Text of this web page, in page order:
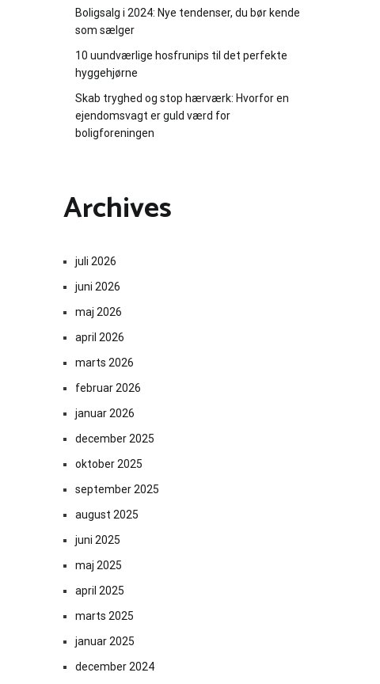
Boligsalg i 2024: Nye tendenser, du bør kende
som sælger
10 uundværlige hosfrunips til det perfekte
hyggehjørne
Skab tryghed og stop hærværk: Hvorfor en
ejendomsvagt er guld værd for
boligforeningen
Archives
juli 2026
juni 2026
maj 2026
april 2026
marts 2026
februar 2026
januar 2026
december 2025
oktober 2025
september 2025
august 2025
juni 2025
maj 2025
april 2025
marts 2025
januar 2025
december 2024